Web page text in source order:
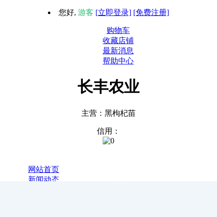
您好, 游客 [立即登录] [免费注册]
购物车
收藏店铺
最新消息
帮助中心
长丰农业
主营：黑枸杞苗
信用：
网站首页
新闻动态